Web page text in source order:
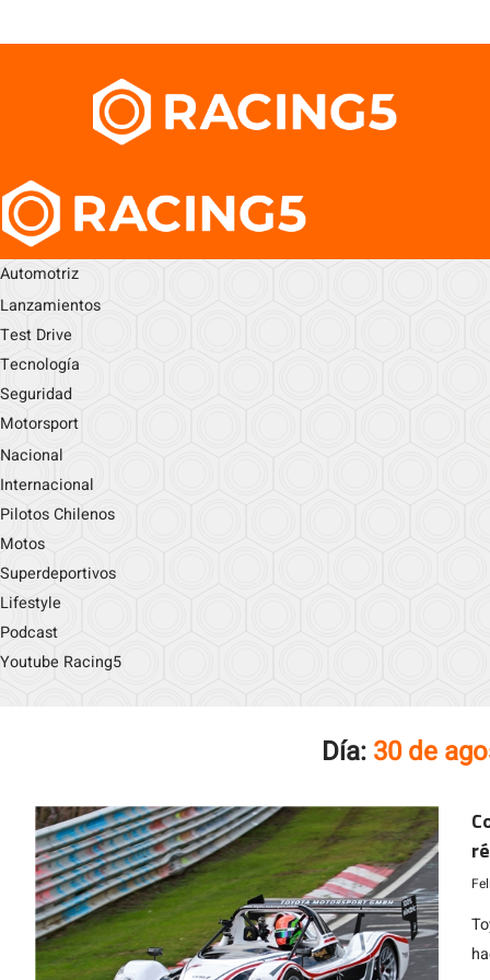
Automotriz
Lanzamientos
Test Drive
Tecnología
Seguridad
Motorsport
Nacional
Internacional
Pilotos Chilenos
Motos
Superdeportivos
Lifestyle
Podcast
Youtube Racing5
Día: 30 de